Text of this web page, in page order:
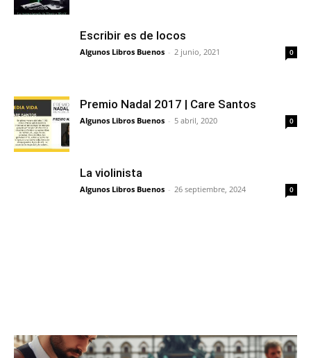
Escribir es de locos
Algunos Libros Buenos - 2 junio, 2021 0
Premio Nadal 2017 | Care Santos
Algunos Libros Buenos - 5 abril, 2020 0
La violinista
Algunos Libros Buenos - 26 septiembre, 2024 0